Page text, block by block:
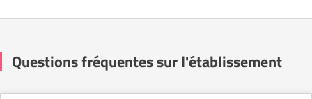
Questions fréquentes sur l'établissement